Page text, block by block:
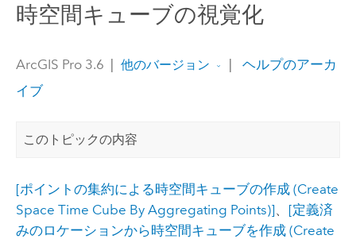
時空間キューブの視覚化
ArcGIS Pro 3.6 他のバージョン
ヘルプのアーカ
イブ
このトピックの内容
[ポイントの集約による時空間キューブの作成 (Create
Space Time Cube By Aggregating Points)]、 [定義済
みのロケーションから時空間キューブを作成 (Create